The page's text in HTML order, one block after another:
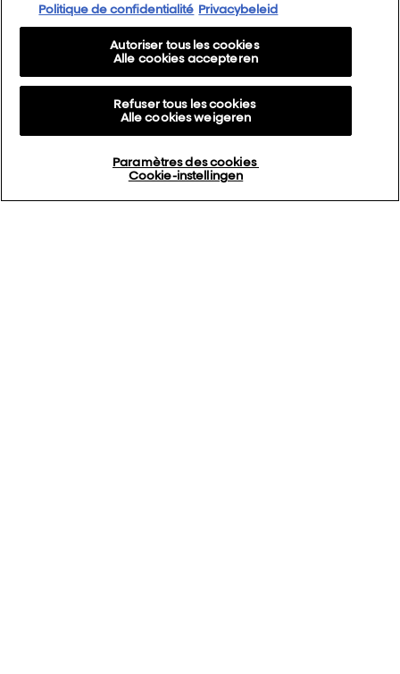
Politique de confidentialité Privacybeleid
Paramètres des cookies
Cookie-instellingen
Refuser tous les cookies
Alle cookies weigeren
Autoriser tous les cookies
Alle cookies accepteren